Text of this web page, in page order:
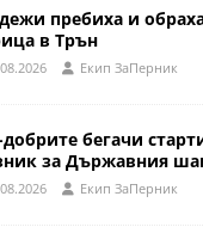
пребиха и
в Трън
Eкип ЗаПерник
бегачи
за Държавния
Eкип ЗаПерник